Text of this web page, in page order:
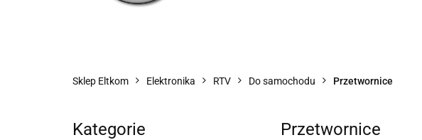
Sklep Eltkom Elektronika RTV Do samochodu Przetwornice
Kategorie Przetwornice